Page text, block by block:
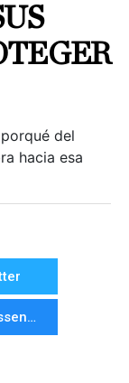
del
hacia esa
Messenger